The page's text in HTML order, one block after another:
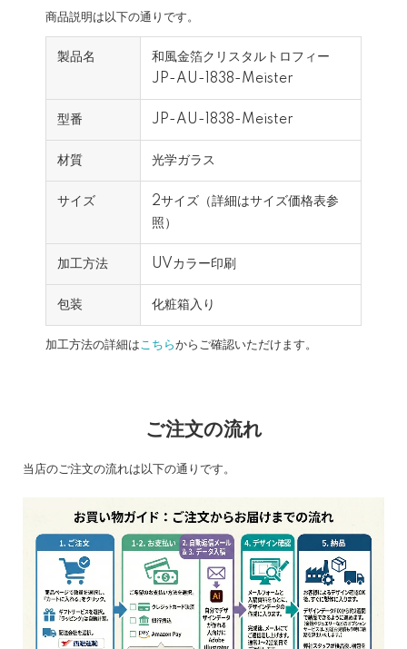
商品説明は以下の通りです。
製品名
和風金箔クリスタルトロフィー
JP-AU-1838-Meister
型番 JP-AU-1838-Meister
材質 光学ガラス
サイズ
2サイズ（詳細はサイズ価格表参
照）
加工方法 UVカラー印刷
包装 化粧箱入り
加工方法の詳細はこちらからご確認いただけます。
ご注文の流れ
当店のご注文の流れは以下の通りです。